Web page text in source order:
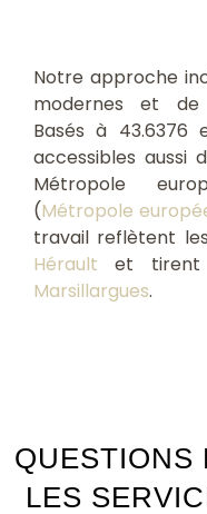
Notre approche
modernes et de
Basés à 43.6376
accessibles aussi
Métropole
(Métropole
travail reflètent
Hérault et tirent
Marsillargues.
QUESTIONS
LES